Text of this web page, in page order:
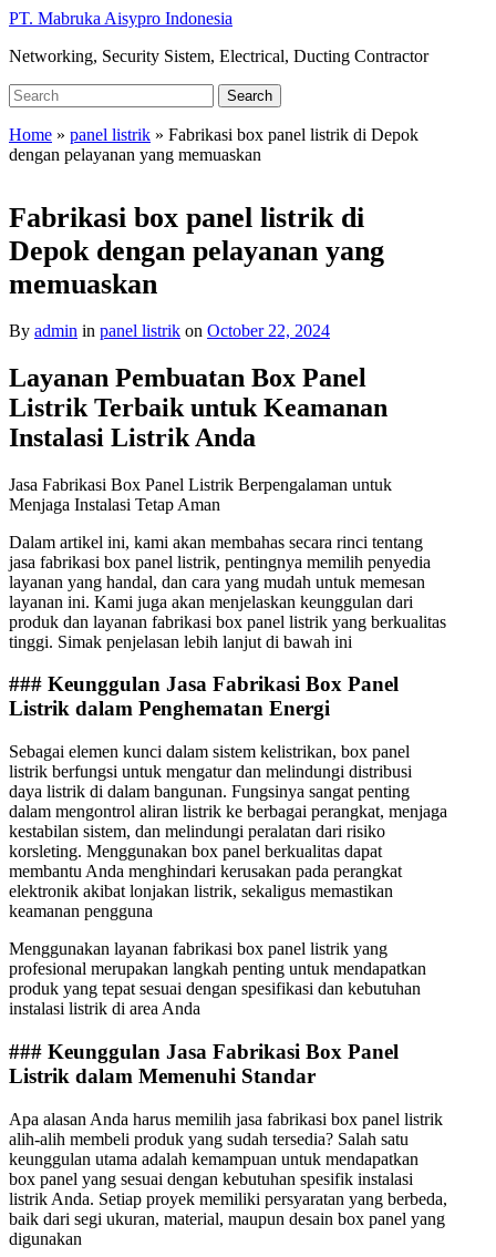
Skip
main
PT. Mabruka Aisypro Indonesia
Networking, Security Sistem, Electrical, Ducting Contractor
Search
for:
Search
Home » panel listrik » Fabrikasi box panel listrik di Depok
dengan pelayanan yang memuaskan
Fabrikasi box panel listrik di
Depok dengan pelayanan yang
memuaskan
By admin in panel listrik on October 22, 2024
Layanan Pembuatan Box Panel
Listrik Terbaik untuk Keamanan
Instalasi Listrik Anda
Jasa Fabrikasi Box Panel Listrik Berpengalaman untuk
Menjaga Instalasi Tetap Aman
Dalam artikel ini, kami akan membahas secara rinci tentang
jasa fabrikasi box panel listrik, pentingnya memilih penyedia
layanan yang handal, dan cara yang mudah untuk memesan
layanan ini. Kami juga akan menjelaskan keunggulan dari
produk dan layanan fabrikasi box panel listrik yang berkualitas
tinggi. Simak penjelasan lebih lanjut di bawah ini
### Keunggulan Jasa Fabrikasi Box Panel
Listrik dalam Penghematan Energi
Sebagai elemen kunci dalam sistem kelistrikan, box panel
listrik berfungsi untuk mengatur dan melindungi distribusi
daya listrik di dalam bangunan. Fungsinya sangat penting
dalam mengontrol aliran listrik ke berbagai perangkat, menjaga
kestabilan sistem, dan melindungi peralatan dari risiko
korsleting. Menggunakan box panel berkualitas dapat
membantu Anda menghindari kerusakan pada perangkat
elektronik akibat lonjakan listrik, sekaligus memastikan
keamanan pengguna
Menggunakan layanan fabrikasi box panel listrik yang
profesional merupakan langkah penting untuk mendapatkan
produk yang tepat sesuai dengan spesifikasi dan kebutuhan
instalasi listrik di area Anda
### Keunggulan Jasa Fabrikasi Box Panel
Listrik dalam Memenuhi Standar
Apa alasan Anda harus memilih jasa fabrikasi box panel listrik
alih-alih membeli produk yang sudah tersedia? Salah satu
keunggulan utama adalah kemampuan untuk mendapatkan
box panel yang sesuai dengan kebutuhan spesifik instalasi
listrik Anda. Setiap proyek memiliki persyaratan yang berbeda,
baik dari segi ukuran, material, maupun desain box panel yang
digunakan